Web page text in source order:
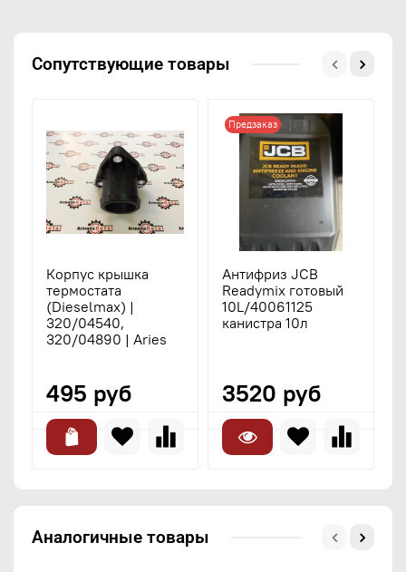
Сопутствующие товары
Корпус крышка
термостата
(Dieselmax) |
320/04540,
320/04890 | Aries
495 руб
Предзаказ
Антифриз JCB
Readymix готовый
10L/40061125
канистра 10л
3520 руб
Аналогичные товары